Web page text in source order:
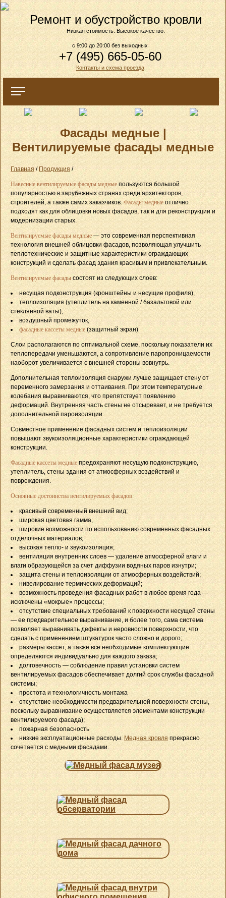
Ремонт и обустройство кровли
Низкая стоимость. Высокое качество.
c 9:00 до 20:00 без выходных
+7 (495) 665-05-60
Контакты и схема проезда
Фасады медные |
Вентилируемые фасады медные
Главная / Продукция /
Навесные вентилируемые фасады медныепользуются большой
популярностью в зарубежных странах среди архитекторов,
строителей, а также самих заказчиков.Фасады медные отлично
подходят как для облицовки новых фасадов, так и для реконструкции и
модернизации старых.
Вентилируемые фасады медные — это современная перспективная
технология внешней облицовки фасадов, позволяющая улучшить
теплотехнические и защитные характеристики ограждающих
конструкций и сделать фасад здания красивым и привлекательным.
Вентилируемые фасады состоят из следующих слоев:
несущая подконструкция (кронштейны и несущие профиля),
теплоизоляция (утеплитель на каменной / базальтовой или
стеклянной ваты),
воздушный промежуток,
фасадные кассеты медные (защитный экран)
Слои располагаются по оптимальной схеме, поскольку показатели их
теплопередачи уменьшаются, а сопротивление паропроницаемости
наоборот увеличивается с внешней стороны вовнутрь.
Дополнительная теплоизоляция снаружи лучше защищает стену от
переменного замерзания и оттаивания. При этом температурные
колебания выравниваются, что препятствует появлению
деформаций. Внутренняя часть стены не отсыревает, и не требуется
дополнительной пароизоляции.
Совместное применение фасадных систем и теплоизоляции
повышают звукоизоляционные характеристики ограждающей
конструкции.
Фасадные кассеты медные предохраняют несущую подконструкцию,
утеплитель, стены здания от атмосферных воздействий и
повреждения.
Основные достоинства вентилируемых фасадов:
красивый современный внешний вид;
широкая цветовая гамма;
широкие возможности по использованию современных фасадных
отделочных материалов;
высокая тепло- и звукоизоляция;
вентиляция внутренних слоев — удаление атмосферной влаги и
влаги образующейся за счет диффузии водяных паров изнутри;
защита стены и теплоизоляции от атмосферных воздействий;
нивелирование термических деформаций;
возможность проведения фасадных работ в любое время года —
исключены «мокрые» процессы;
отсутствие специальных требований к поверхности несущей стены
— ее предварительное выравнивание, и более того, сама система
позволяет выравнивать дефекты и неровности поверхности, что
сделать с применением штукатурок часто сложно и дорого;
размеры кассет, а также все необходимые комплектующие
определяются индивидуально для каждого заказа;
долговечность — соблюдение правил установки систем
вентилируемых фасадов обеспечивает долгий срок службы фасадной
системы;
простота и технологичность монтажа
отсутствие необходимости предварительной поверхности стены,
поскольку выравнивание осуществляется элементами конструкции
вентилируемого фасада);
пожарная безопасность
низкие эксплуатационные расходы. Медная кровляпрекрасно
сочетается с медными фасадами.